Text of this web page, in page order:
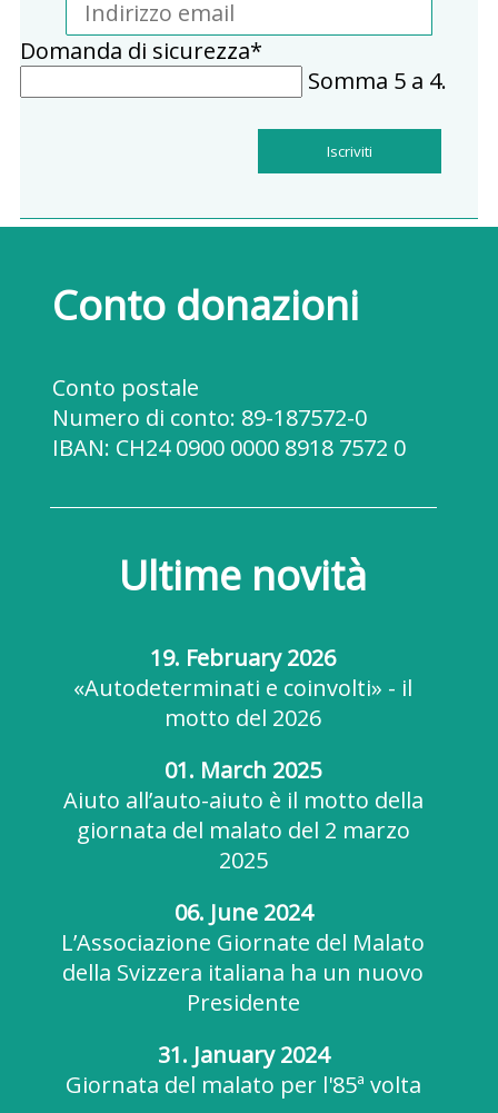
Indirizzo
email
Campo
Domanda di sicurezza*
Somma 5 a 4.
Iscriviti
Conto donazioni
Conto postale
Numero di conto: 89-187572-0
IBAN: CH24 0900 0000 8918 7572 0
Ultime novità
19. February 2026
«Autodeterminati e coinvolti» - il
motto del 2026
01. March 2025
Aiuto all’auto-aiuto è il motto della
giornata del malato del 2 marzo
2025
06. June 2024
L’Associazione Giornate del Malato
della Svizzera italiana ha un nuovo
Presidente
31. January 2024
Giornata del malato per l'85ª volta